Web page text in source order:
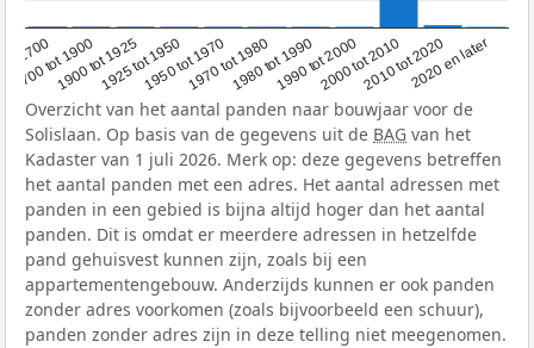
1700
1700 tot 1900
1900 tot 19251925 tot 19501950 tot 19701970 tot 19801980 tot 19901990 tot 20002000 tot 20102010 tot 20202020 en later
Overzicht van het aantal panden naar bouwjaar voor de
Solislaan. Op basis van de gegevens uit de BAG van het
Kadaster van 1 juli 2026. Merk op: deze gegevens betreffen
het aantal panden met een adres. Het aantal adressen met
panden in een gebied is bijna altijd hoger dan het aantal
panden. Dit is omdat er meerdere adressen in hetzelfde
pand gehuisvest kunnen zijn, zoals bij een
appartementengebouw. Anderzijds kunnen er ook panden
zonder adres voorkomen (zoals bijvoorbeeld een schuur),
panden zonder adres zijn in deze telling niet meegenomen.